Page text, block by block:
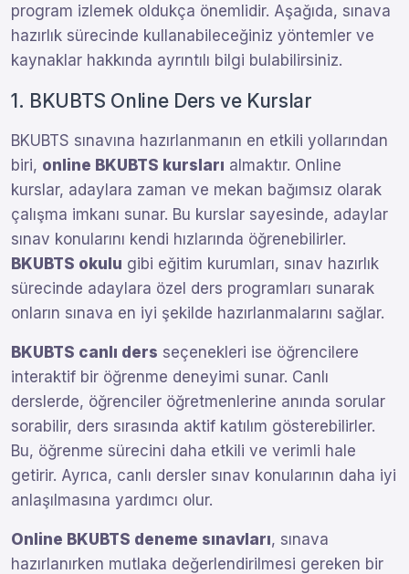
program izlemek oldukça önemlidir. Aşağıda, sınava
hazırlık sürecinde kullanabileceğiniz yöntemler ve
kaynaklar hakkında ayrıntılı bilgi bulabilirsiniz.
1. BKUBTS Online Ders ve Kurslar
BKUBTS sınavına hazırlanmanın en etkili yollarından
biri, online BKUBTS kursları almaktır. Online
kurslar, adaylara zaman ve mekan bağımsız olarak
çalışma imkanı sunar. Bu kurslar sayesinde, adaylar
sınav konularını kendi hızlarında öğrenebilirler.
BKUBTS okulu gibi eğitim kurumları, sınav hazırlık
sürecinde adaylara özel ders programları sunarak
onların sınava en iyi şekilde hazırlanmalarını sağlar.
BKUBTS canlı ders seçenekleri ise öğrencilere
interaktif bir öğrenme deneyimi sunar. Canlı
derslerde, öğrenciler öğretmenlerine anında sorular
sorabilir, ders sırasında aktif katılım gösterebilirler.
Bu, öğrenme sürecini daha etkili ve verimli hale
getirir. Ayrıca, canlı dersler sınav konularının daha iyi
anlaşılmasına yardımcı olur.
Online BKUBTS deneme sınavları, sınava
hazırlanırken mutlaka değerlendirilmesi gereken bir